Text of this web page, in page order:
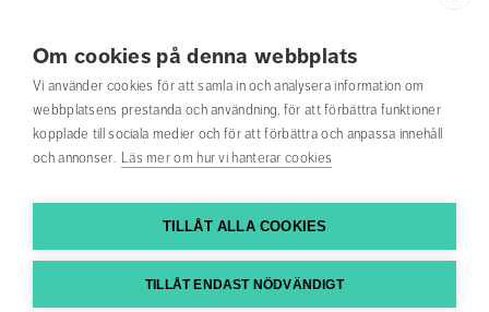
Om cookies på denna webbplats
Vi använder cookies för att samla in och analysera information om
webbplatsens prestanda och användning, för att förbättra funktioner
kopplade till sociala medier och för att förbättra och anpassa innehåll
och annonser. Läs mer om hur vi hanterar cookies
TILLÅT ALLA COOKIES
TILLÅT ENDAST NÖDVÄNDIGT
Jobba hos oss
Nyhetsbrev
Om webbplatsen
Hitta till oss